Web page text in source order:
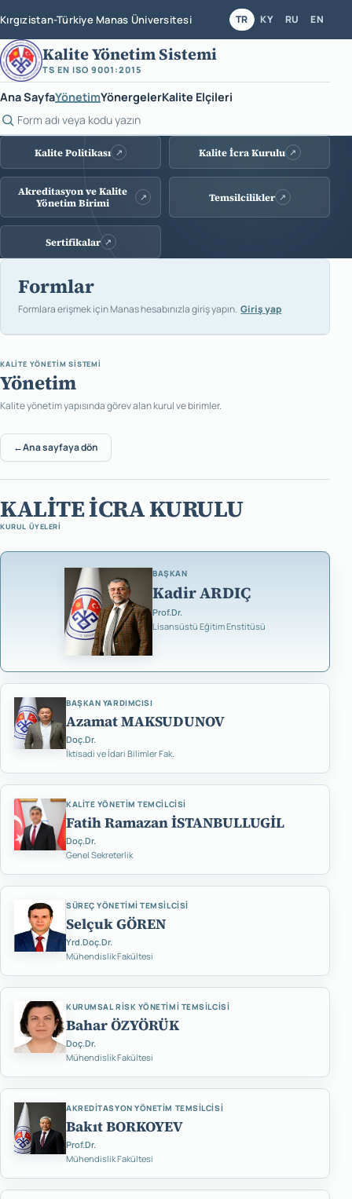
Kırgızistan-Türkiye Manas Üniversitesi TR KY RU EN
Kalite Yönetim Sistemi
TS EN ISO 9001:2015
Ana SayfaYönetimYönergelerKalite Elçileri
Form ara
Kalite sistemi bağlantıları
Kalite Politikası ↗ Kalite İcra Kurulu ↗
Akreditasyon ve Kalite
Yönetim Birimi
↗ Temsilcilikler ↗
Sertifikalar ↗
Formlar
Formlara erişmek için Manas hesabınızla giriş yapın. Giriş yap
KALITE YÖNETIM SISTEMI
Yönetim
Kalite yönetim yapısında görev alan kurul ve birimler.
←Ana sayfaya dön
KALİTE İCRA KURULU
KURUL ÜYELERI
BAŞKAN
Kadir ARDIÇ
Prof.Dr.
Lisansüstü Eğitim Enstitüsü
BAŞKAN YARDIMCISI
Azamat MAKSUDUNOV
Doç.Dr.
İktisadi ve İdari Bilimler Fak.
KALITE YÖNETIM TEMCILCISI
Fatih Ramazan İSTANBULLUGİL
Doç.Dr.
Genel Sekreterlik
SÜREÇ YÖNETIMI TEMSILCISI
Selçuk GÖREN
Yrd.Doç.Dr.
Mühendislik Fakültesi
KURUMSAL RISK YÖNETIMI TEMSILCISI
Bahar ÖZYÖRÜK
Doç.Dr.
Mühendislik Fakültesi
AKREDITASYON YÖNETIM TEMSILCISI
Bakıt BORKOYEV
Prof.Dr.
Mühendislik Fakültesi